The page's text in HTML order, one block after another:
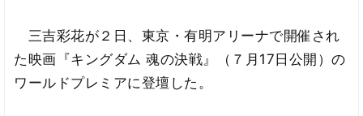
三吉彩花が２日、東京・有明アリーナで開催され
た映画『キングダム 魂の決戦』（７月17日公開）の
ワールドプレミアに登壇した。